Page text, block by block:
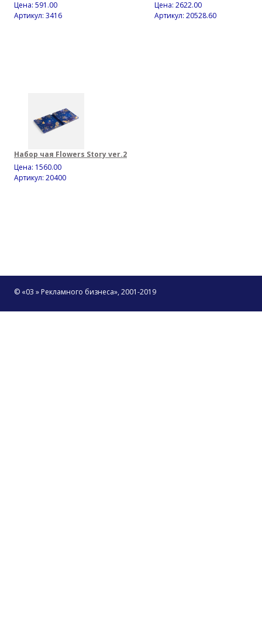
Цена: 591.00
Артикул: 3416
Цена: 2622.00
Артикул: 20528.60
Набор чая Flowers Story ver.2
Цена: 1560.00
Артикул: 20400
© «03 » Рекламного бизнеса», 2001-2019